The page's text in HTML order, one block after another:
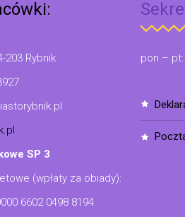
203 Rybnik
SP 3
(wpłaty za obiady):
6602 0498 8194
pon – pt: